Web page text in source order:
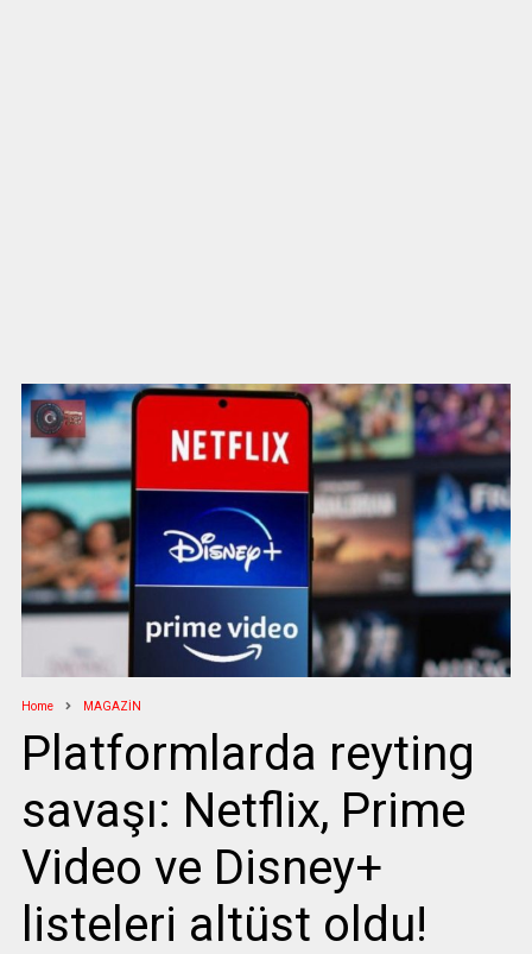
Home MAGAZİN
Platformlarda reyting
savaşı: Netflix, Prime
Video ve Disney+
listeleri altüst oldu!